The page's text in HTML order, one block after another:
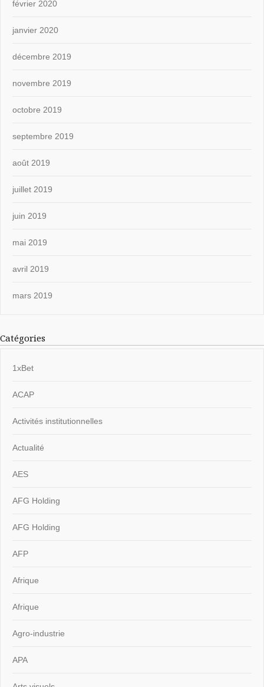
février 2020
janvier 2020
décembre 2019
novembre 2019
octobre 2019
septembre 2019
août 2019
juillet 2019
juin 2019
mai 2019
avril 2019
mars 2019
Catégories
1xBet
ACAP
Activités institutionnelles
Actualité
AES
AFG Holding
AFG Holding
AFP
Afrique
Afrique
Agro-industrie
APA